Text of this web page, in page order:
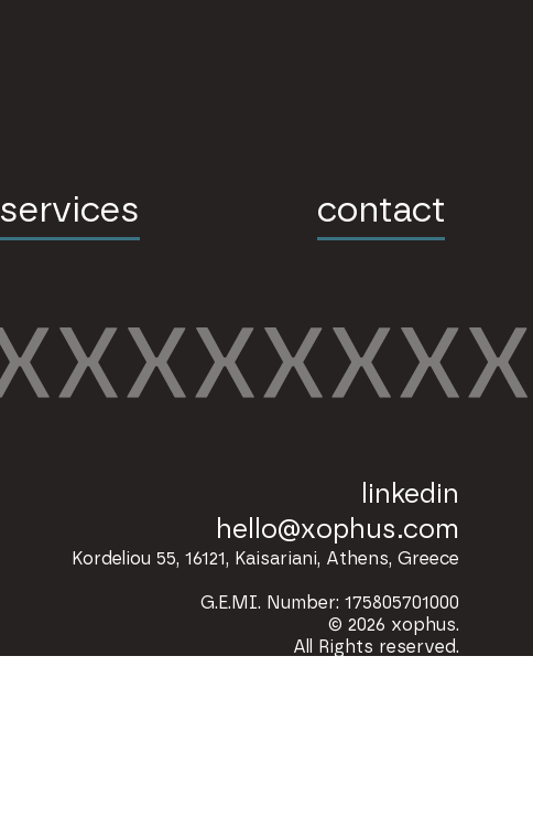
services contact
linkedin
hello@xophus.com
Kordeliou 55, 16121, Kaisariani, Athens, Greece
G.E.MI. Number: 175805701000
© 2026 xophus.
All Rights reserved.